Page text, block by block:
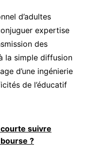
d’adultes
expertise
des
la simple diffusion
d’une ingénierie
de l’éducatif
suivre
?